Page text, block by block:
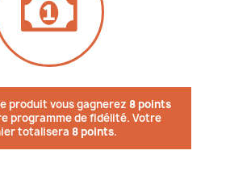
produit vous gagnerez 8 points
programme de fidélité. Votre
totalisera 8 points.